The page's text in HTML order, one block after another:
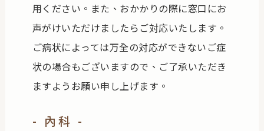
用ください。また、おかかりの際に窓口にお
声がけいただけましたらご対応いたします。
ご病状によっては万全の対応ができないご症
状の場合もございますので、ご了承いただき
ますようお願い申し上げます。
- 內科 -